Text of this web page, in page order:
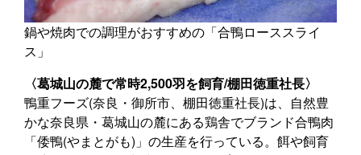
鍋や焼肉での調理がおすすめの「合鴨ローススライ
ス」
〈葛城山の麓で常時2,500羽を飼育/棚田徳重社長〉
鴨重フーズ(奈良・御所市、棚田徳重社長)は、自然豊
かな奈良県・葛城山の麓にある鶏舎でブランド合鴨肉
「倭鴨(やまとがも)」の生産を行っている。餌や飼育